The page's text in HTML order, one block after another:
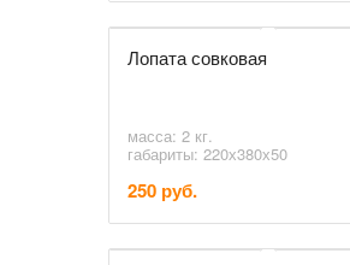
Лопата совковая
масса: 2 кг.
габариты: 220х380х50
250 руб.